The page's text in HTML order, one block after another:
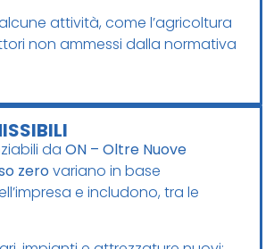
attività, come l’agricoltura
non ammessi dalla normativa
daON – Oltre Nuove
zerovariano in base
e includono, tra le